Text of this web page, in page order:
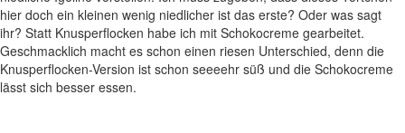
hier doch ein kleinen wenig niedlicher ist das erste? Oder was sagt
ihr? Statt Knusperflocken habe ich mit Schokocreme gearbeitet.
Geschmacklich macht es schon einen riesen Unterschied, denn die
Knusperflocken-Version ist schon seeeehr süß und die Schokocreme
lässt sich besser essen.